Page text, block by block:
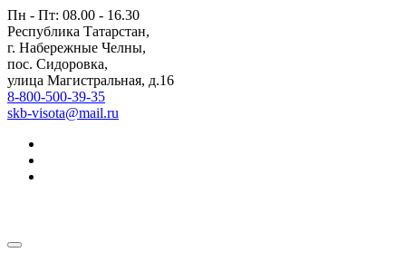
Пн - Пт: 08.00 - 16.30
Республика Татарстан,
г. Набережные Челны,
пос. Сидоровка,
улица Магистральная, д.16
8-800-500-39-35
skb-visota@mail.ru